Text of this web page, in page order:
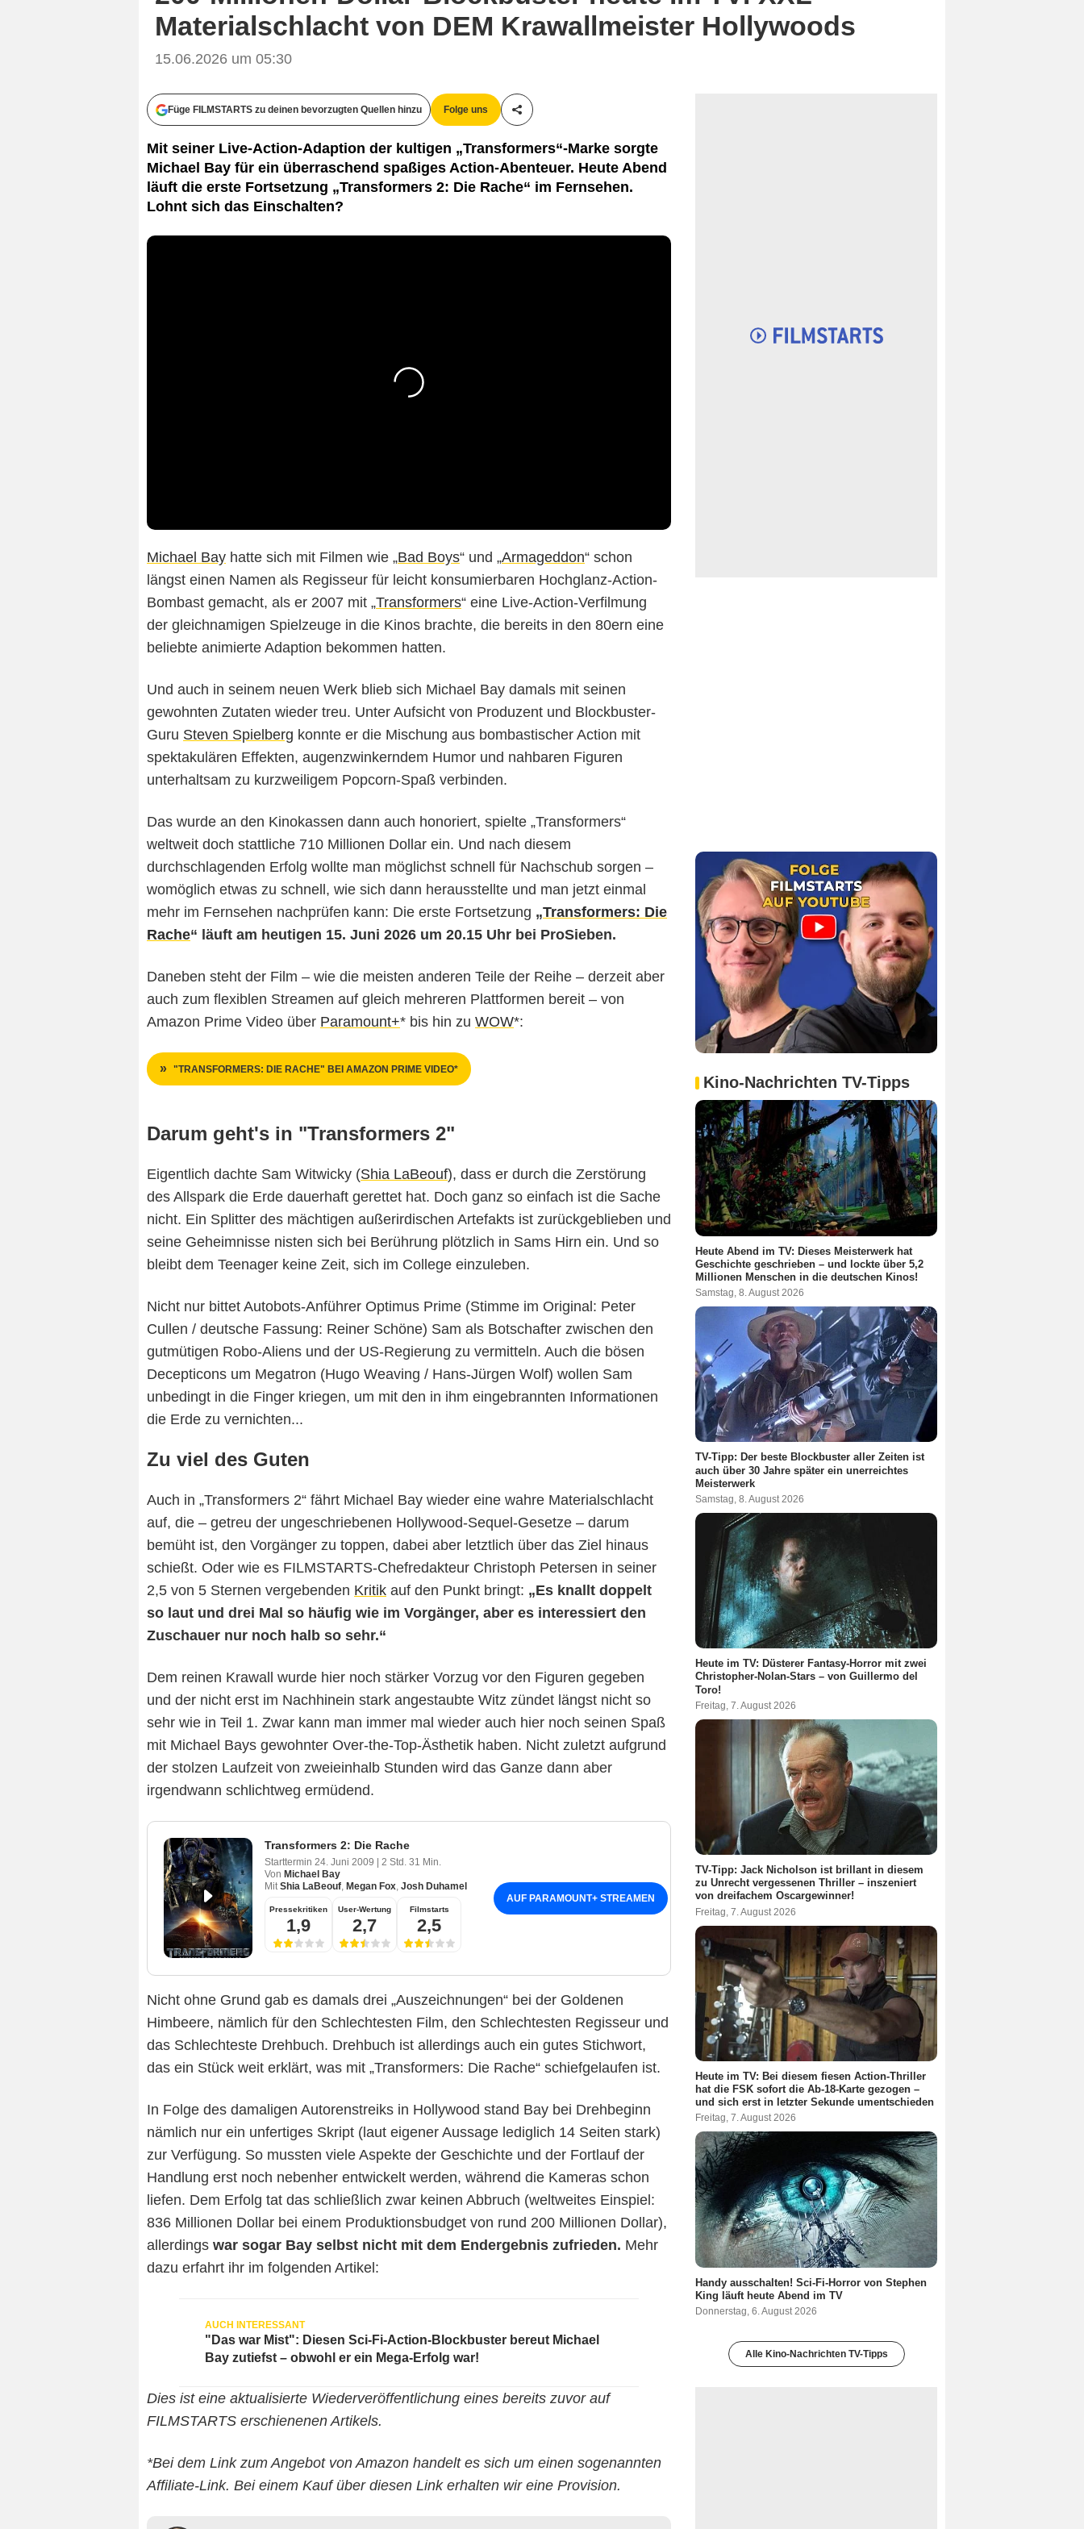
Materialschlacht von DEM Krawallmeister Hollywoods
15.06.2026 um 05:30
Füge FILMSTARTS zu deinen bevorzugten Quellen hinzu Folge uns
Teile diesen Artikel
Mit seiner Live-Action-Adaption der kultigen „Transformers“-Marke sorgte
Michael Bay für ein überraschend spaßiges Action-Abenteuer. Heute Abend
läuft die erste Fortsetzung „Transformers 2: Die Rache“ im Fernsehen.
Lohnt sich das Einschalten?
Michael Bay hatte sich mit Filmen wie „Bad Boys“ und „Armageddon“ schon
längst einen Namen als Regisseur für leicht konsumierbaren Hochglanz-Action-
Bombast gemacht, als er 2007 mit „Transformers“ eine Live-Action-Verfilmung
der gleichnamigen Spielzeuge in die Kinos brachte, die bereits in den 80ern eine
beliebte animierte Adaption bekommen hatten.
Und auch in seinem neuen Werk blieb sich Michael Bay damals mit seinen
gewohnten Zutaten wieder treu. Unter Aufsicht von Produzent und Blockbuster-
Guru Steven Spielberg konnte er die Mischung aus bombastischer Action mit
spektakulären Effekten, augenzwinkerndem Humor und nahbaren Figuren
unterhaltsam zu kurzweiligem Popcorn-Spaß verbinden.
Das wurde an den Kinokassen dann auch honoriert, spielte „Transformers“
weltweit doch stattliche 710 Millionen Dollar ein. Und nach diesem
durchschlagenden Erfolg wollte man möglichst schnell für Nachschub sorgen –
womöglich etwas zu schnell, wie sich dann herausstellte und man jetzt einmal
mehr im Fernsehen nachprüfen kann: Die erste Fortsetzung „Transformers: Die
Rache“ läuft am heutigen 15. Juni 2026 um 20.15 Uhr bei ProSieben.
Daneben steht der Film – wie die meisten anderen Teile der Reihe – derzeit aber
auch zum flexiblen Streamen auf gleich mehreren Plattformen bereit – von
Amazon Prime Video über Paramount+* bis hin zu WOW*:
"TRANSFORMERS: DIE RACHE" BEI AMAZON PRIME VIDEO*
Darum geht's in "Transformers 2"
Eigentlich dachte Sam Witwicky (Shia LaBeouf), dass er durch die Zerstörung
des Allspark die Erde dauerhaft gerettet hat. Doch ganz so einfach ist die Sache
nicht. Ein Splitter des mächtigen außerirdischen Artefakts ist zurückgeblieben und
seine Geheimnisse nisten sich bei Berührung plötzlich in Sams Hirn ein. Und so
bleibt dem Teenager keine Zeit, sich im College einzuleben.
Nicht nur bittet Autobots-Anführer Optimus Prime (Stimme im Original: Peter
Cullen / deutsche Fassung: Reiner Schöne) Sam als Botschafter zwischen den
gutmütigen Robo-Aliens und der US-Regierung zu vermitteln. Auch die bösen
Decepticons um Megatron (Hugo Weaving / Hans-Jürgen Wolf) wollen Sam
unbedingt in die Finger kriegen, um mit den in ihm eingebrannten Informationen
die Erde zu vernichten...
Zu viel des Guten
Auch in „Transformers 2“ fährt Michael Bay wieder eine wahre Materialschlacht
auf, die – getreu der ungeschriebenen Hollywood-Sequel-Gesetze – darum
bemüht ist, den Vorgänger zu toppen, dabei aber letztlich über das Ziel hinaus
schießt. Oder wie es FILMSTARTS-Chefredakteur Christoph Petersen in seiner
2,5 von 5 Sternen vergebenden Kritik auf den Punkt bringt: „Es knallt doppelt
so laut und drei Mal so häufig wie im Vorgänger, aber es interessiert den
Zuschauer nur noch halb so sehr.“
Dem reinen Krawall wurde hier noch stärker Vorzug vor den Figuren gegeben
und der nicht erst im Nachhinein stark angestaubte Witz zündet längst nicht so
sehr wie in Teil 1. Zwar kann man immer mal wieder auch hier noch seinen Spaß
mit Michael Bays gewohnter Over-the-Top-Ästhetik haben. Nicht zuletzt aufgrund
der stolzen Laufzeit von zweieinhalb Stunden wird das Ganze dann aber
irgendwann schlichtweg ermüdend.
Transformers 2: Die Rache
Starttermin 24. Juni 2009
2 Std. 31 Min.
Von Michael Bay
Mit Shia LaBeouf, Megan Fox, Josh Duhamel
Pressekritiken
1,9
User-Wertung
2,7
Filmstarts
2,5
AUF PARAMOUNT+ STREAMEN
Nicht ohne Grund gab es damals drei „Auszeichnungen“ bei der Goldenen
Himbeere, nämlich für den Schlechtesten Film, den Schlechtesten Regisseur und
das Schlechteste Drehbuch. Drehbuch ist allerdings auch ein gutes Stichwort,
das ein Stück weit erklärt, was mit „Transformers: Die Rache“ schiefgelaufen ist.
In Folge des damaligen Autorenstreiks in Hollywood stand Bay bei Drehbeginn
nämlich nur ein unfertiges Skript (laut eigener Aussage lediglich 14 Seiten stark)
zur Verfügung. So mussten viele Aspekte der Geschichte und der Fortlauf der
Handlung erst noch nebenher entwickelt werden, während die Kameras schon
liefen. Dem Erfolg tat das schließlich zwar keinen Abbruch (weltweites Einspiel:
836 Millionen Dollar bei einem Produktionsbudget von rund 200 Millionen Dollar),
allerdings war sogar Bay selbst nicht mit dem Endergebnis zufrieden. Mehr
dazu erfahrt ihr im folgenden Artikel:
"Das war Mist": Diesen Sci-Fi-Action-Blockbuster bereut Michael
Bay zutiefst – obwohl er ein Mega-Erfolg war!
Dies ist eine aktualisierte Wiederveröffentlichung eines bereits zuvor auf
FILMSTARTS erschienenen Artikels.
*Bei dem Link zum Angebot von Amazon handelt es sich um einen sogenannten
Affiliate-Link. Bei einem Kauf über diesen Link erhalten wir eine Provision.
Kino-Nachrichten TV-Tipps
Heute Abend im TV: Dieses Meisterwerk hat
Geschichte geschrieben – und lockte über 5,2
Millionen Menschen in die deutschen Kinos!
Samstag, 8. August 2026
TV-Tipp: Der beste Blockbuster aller Zeiten ist
auch über 30 Jahre später ein unerreichtes
Meisterwerk
Samstag, 8. August 2026
Heute im TV: Düsterer Fantasy-Horror mit zwei
Christopher-Nolan-Stars – von Guillermo del
Toro!
Freitag, 7. August 2026
TV-Tipp: Jack Nicholson ist brillant in diesem
zu Unrecht vergessenen Thriller – inszeniert
von dreifachem Oscargewinner!
Freitag, 7. August 2026
Heute im TV: Bei diesem fiesen Action-Thriller
hat die FSK sofort die Ab-18-Karte gezogen –
und sich erst in letzter Sekunde umentschieden
Freitag, 7. August 2026
Handy ausschalten! Sci-Fi-Horror von Stephen
King läuft heute Abend im TV
Donnerstag, 6. August 2026
Alle Kino-Nachrichten TV-Tipps